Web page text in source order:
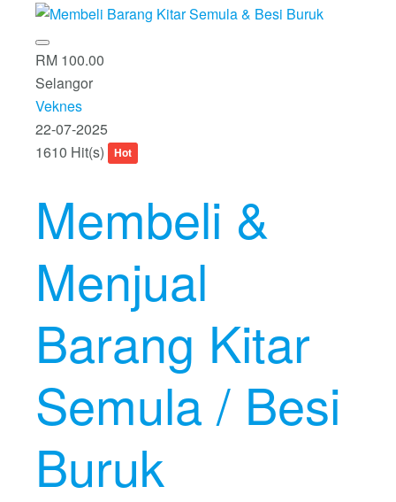
RM 100.00
Selangor
Veknes
22-07-2025
1610 Hit(s)
Hot
Membeli &
Menjual
Barang Kitar
Semula / Besi
Buruk